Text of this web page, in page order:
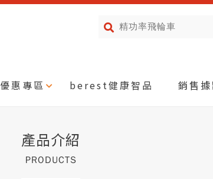
優惠專區 berest健康智品 銷售
產品介紹
PRODUCTS